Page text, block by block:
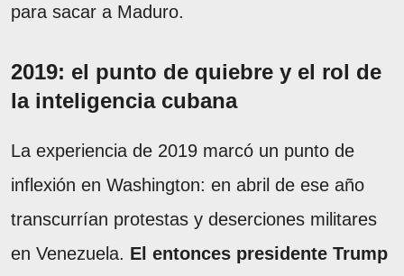
para sacar a Maduro.
2019: el punto de quiebre y el rol de
la inteligencia cubana
La experiencia de 2019 marcó un punto de
inflexión en Washington: en abril de ese año
transcurrían protestas y deserciones militares
en Venezuela. El entonces presidente Trump